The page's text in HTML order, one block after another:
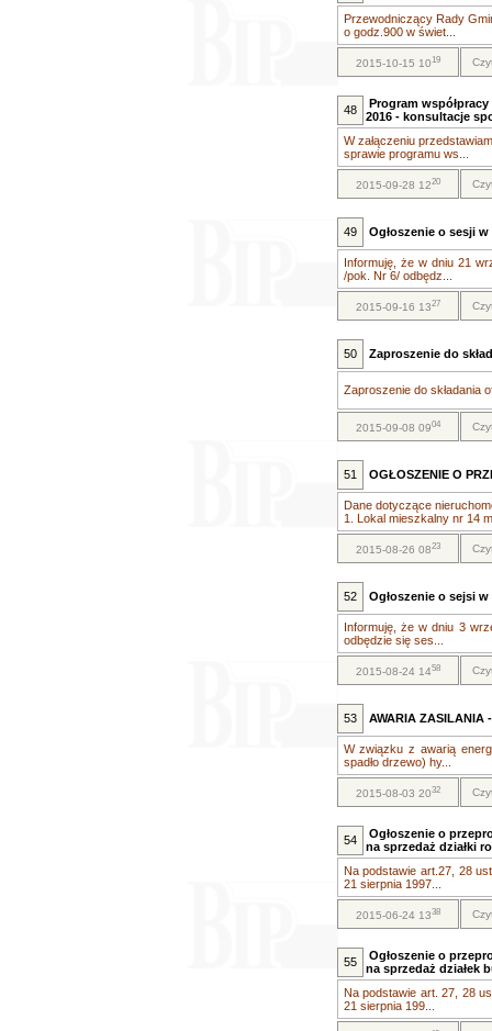
Przewodniczący Rady
o godz.900 w świet...
2015-10-15 1019
48
Program
2016 - konsultacje
W załączeniu
sprawie programu ws...
2015-09-28 1220
49 Ogłoszenie o sesji
Informuję, że w dniu 21
/pok. Nr 6/ odbędz...
2015-09-16 1327
50 Zaproszenie do
Zaproszenie do składania
2015-09-08 0904
51 OGŁOSZENIE O
Dane dotyczące
1. Lokal mieszkalny nr 14
2015-08-26 0823
52 Ogłoszenie o sejsi
Informuję, że w dniu 3
odbędzie się ses...
2015-08-24 1458
53 AWARIA ZASILANIA
W związku z awarią
spadło drzewo) hy...
2015-08-03 2032
54
Ogłoszenie o
na sprzedaż działki
Na podstawie art.27, 28
21 sierpnia 1997...
2015-06-24 1338
55
Ogłoszenie o
na sprzedaż działek
Na podstawie art. 27, 28
21 sierpnia 199...